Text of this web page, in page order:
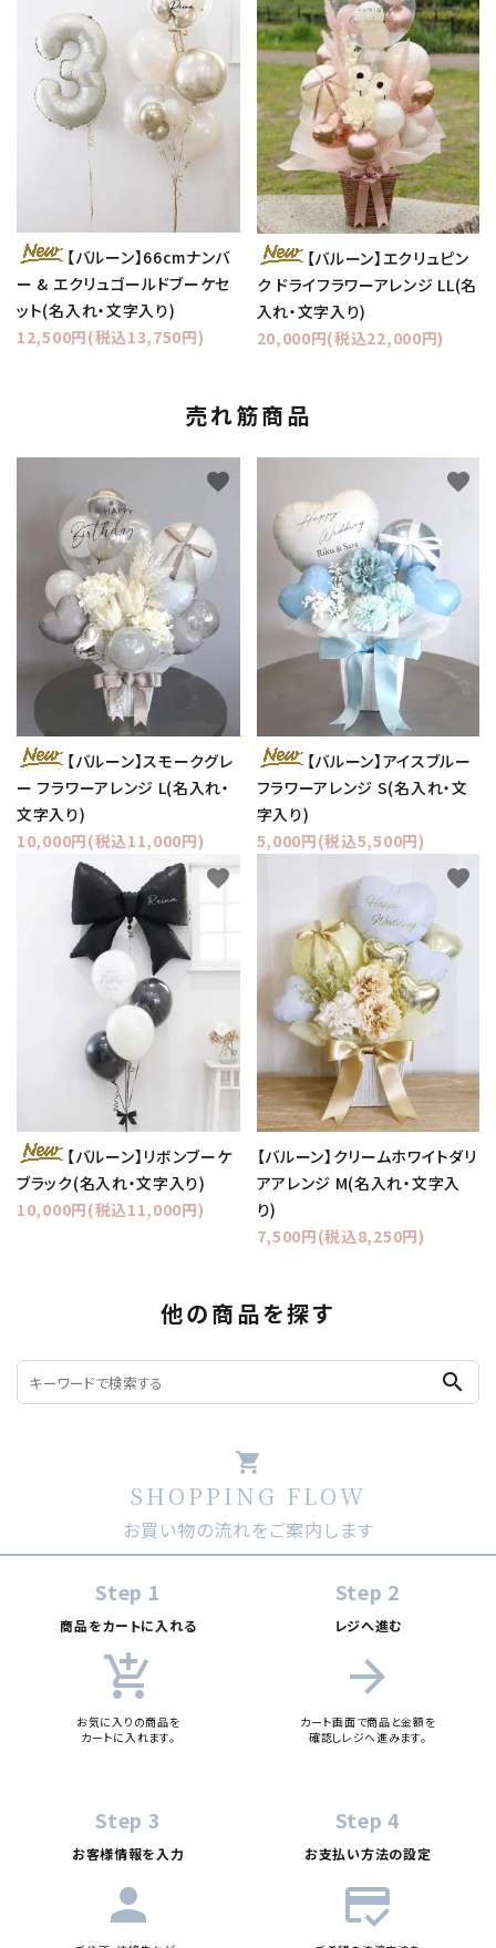
【バルーン】66cmナンバ
ー & エクリュゴールドブーケセ
ット(名入れ・文字入り)
12,500円(税込13,750円)
【バルーン】エクリュピン
ク ドライフラワーアレンジ LL(名
入れ・文字入り)
20,000円(税込22,000円)
売れ筋商品
【バルーン】スモークグレ
ー フラワーアレンジ L(名入れ・
文字入り)
10,000円(税込11,000円)
favorite
【バルーン】アイスブルー
フラワーアレンジ S(名入れ・文
字入り)
5,000円(税込5,500円)
favorite
【バルーン】リボンブーケ
ブラック(名入れ・文字入り)
10,000円(税込11,000円)
favorite
【バルーン】クリームホワイトダリ
アアレンジ M(名入れ・文字入
り)
7,500円(税込8,250円)
favorite
他の商品を探す
search
shopping_cart
SHOPPING FLOW
お買い物の流れをご案内します
Step 1
商品をカートに入れる
add_shopping_cart
お気に入りの商品を
カートに入れます。
Step 2
レジへ進む
arrow_forward
カート画面で商品と金額を
確認しレジへ進みます。
Step 3
お客様情報を入力
person
Step 4
お支払い方法の設定
credit_score